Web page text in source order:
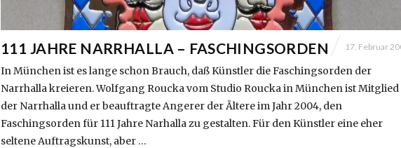
111 JAHRE NARRHALLA – FASCHINGSORDEN 17. Februar
In München ist es lange schon Brauch, daß Künstler die Faschingsorden der
Narrhalla kreieren. Wolfgang Roucka vom Studio Roucka in München ist Mitglied
der Narrhalla und er beauftragte Angerer der Ältere im Jahr 2004, den
Faschingsorden für 111 Jahre Narhalla zu gestalten. Für den Künstler eine eher
seltene Auftragskunst, aber …